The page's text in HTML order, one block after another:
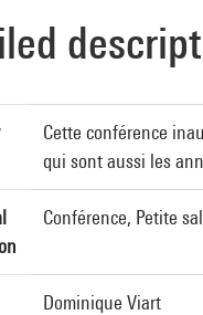
Cette conférence
qui sont aussi les
Conférence, Petite
Dominique Viart